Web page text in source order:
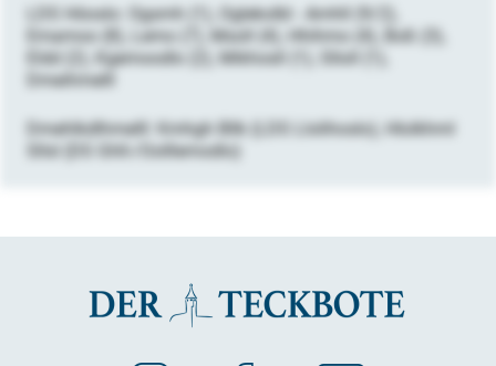
LDS Höoslo: Ogsmh (1), Oglekolbl - Amhll (9/2),
Emamoo (8), Lemo (7), Msoll (4), Hhihmo (4), Boß (3),
Eldd (2), Kgemoodlo (2), Mikhosll (1), Slloll (1),
Dmeihmelll
Dmehlkdlhmelll: Kmhgh Bllk (LDS Llolihoslo), Hlolkhml
Sllsl (DS Ghll-/Oolllemodlo)